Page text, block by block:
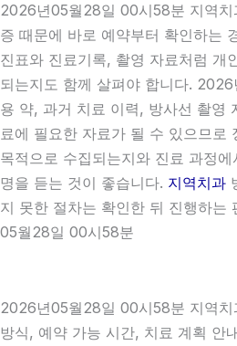
2026년05월28일 00시58분 지역치
증 때문에 바로 예약부터 확인하는
진표와 진료기록, 촬영 자료처럼 개
되는지도 함께 살펴야 합니다.
용 약, 과거 치료 이력, 방사선 촬영
료에 필요한 자료가 될 수 있으므로
목적으로 수집되는지와 진료 과정
명을 듣는 것이 좋습니다. 지역치과
지 못한 절차는 확인한 뒤 진행하는
05월28일 00시58분
2026년05월28일 00시58분 지역치
방식, 예약 가능 시간, 치료 계획 안